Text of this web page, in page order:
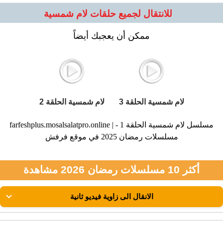
للانتقال لجميع حلقات لام شمسية
ممكن أن يعجبك أيضاً
لام شمسية الحلقة 3 لام شمسية الحلقة 2
farfeshplus.mosalsalatpro.online | مسلسل لام شمسية الحلقة 1 -
مسلسلات رمضان 2025 في موقع فرفش
أكثر 10 مسلسلات رمضان 2026 مشاهدة